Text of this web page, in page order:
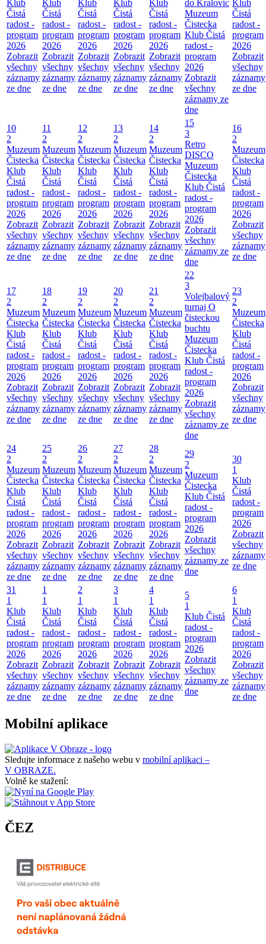
Klub
Čistá
radost -
program
2026
Zobrazit
všechny
záznamy
ze dne
Klub
Čistá
radost -
program
2026
Zobrazit
všechny
záznamy
ze dne
Klub
Čistá
radost -
program
2026
Zobrazit
všechny
záznamy
ze dne
Klub
Čistá
radost -
program
2026
Zobrazit
všechny
záznamy
ze dne
Klub
Čistá
radost -
program
2026
Zobrazit
všechny
záznamy
ze dne
do Kralovic
Muzeum
Čistecka
Klub Čistá
radost -
program
2026
Zobrazit
všechny
záznamy ze
dne
Klub
Čistá
radost -
program
2026
Zobrazit
všechny
záznamy
ze dne
10
2
Muzeum
Čistecka
Klub
Čistá
radost -
program
2026
Zobrazit
všechny
záznamy
ze dne
11
2
Muzeum
Čistecka
Klub
Čistá
radost -
program
2026
Zobrazit
všechny
záznamy
ze dne
12
2
Muzeum
Čistecka
Klub
Čistá
radost -
program
2026
Zobrazit
všechny
záznamy
ze dne
13
2
Muzeum
Čistecka
Klub
Čistá
radost -
program
2026
Zobrazit
všechny
záznamy
ze dne
14
2
Muzeum
Čistecka
Klub
Čistá
radost -
program
2026
Zobrazit
všechny
záznamy
ze dne
15
3
Retro
DISCO
Muzeum
Čistecka
Klub Čistá
radost -
program
2026
Zobrazit
všechny
záznamy ze
dne
16
2
Muzeum
Čistecka
Klub
Čistá
radost -
program
2026
Zobrazit
všechny
záznamy
ze dne
17
2
Muzeum
Čistecka
Klub
Čistá
radost -
program
2026
Zobrazit
všechny
záznamy
ze dne
18
2
Muzeum
Čistecka
Klub
Čistá
radost -
program
2026
Zobrazit
všechny
záznamy
ze dne
19
2
Muzeum
Čistecka
Klub
Čistá
radost -
program
2026
Zobrazit
všechny
záznamy
ze dne
20
2
Muzeum
Čistecka
Klub
Čistá
radost -
program
2026
Zobrazit
všechny
záznamy
ze dne
21
2
Muzeum
Čistecka
Klub
Čistá
radost -
program
2026
Zobrazit
všechny
záznamy
ze dne
22
3
Volejbalový
turnaj O
čisteckou
buchtu
Muzeum
Čistecka
Klub Čistá
radost -
program
2026
Zobrazit
všechny
záznamy ze
dne
23
2
Muzeum
Čistecka
Klub
Čistá
radost -
program
2026
Zobrazit
všechny
záznamy
ze dne
24
2
Muzeum
Čistecka
Klub
Čistá
radost -
program
2026
Zobrazit
všechny
záznamy
ze dne
25
2
Muzeum
Čistecka
Klub
Čistá
radost -
program
2026
Zobrazit
všechny
záznamy
ze dne
26
2
Muzeum
Čistecka
Klub
Čistá
radost -
program
2026
Zobrazit
všechny
záznamy
ze dne
27
2
Muzeum
Čistecka
Klub
Čistá
radost -
program
2026
Zobrazit
všechny
záznamy
ze dne
28
2
Muzeum
Čistecka
Klub
Čistá
radost -
program
2026
Zobrazit
všechny
záznamy
ze dne
29
2
Muzeum
Čistecka
Klub Čistá
radost -
program
2026
Zobrazit
všechny
záznamy ze
dne
30
1
Klub
Čistá
radost -
program
2026
Zobrazit
všechny
záznamy
ze dne
31
1
Klub
Čistá
radost -
program
2026
Zobrazit
všechny
záznamy
ze dne
1
1
Klub
Čistá
radost -
program
2026
Zobrazit
všechny
záznamy
ze dne
2
1
Klub
Čistá
radost -
program
2026
Zobrazit
všechny
záznamy
ze dne
3
1
Klub
Čistá
radost -
program
2026
Zobrazit
všechny
záznamy
ze dne
4
1
Klub
Čistá
radost -
program
2026
Zobrazit
všechny
záznamy
ze dne
5
1
Klub Čistá
radost -
program
2026
Zobrazit
všechny
záznamy ze
dne
6
1
Klub
Čistá
radost -
program
2026
Zobrazit
všechny
záznamy
ze dne
Mobilní aplikace
Sledujte informace z našeho webu v mobilní aplikaci –
V OBRAZE.
Volně ke stažení:
ČEZ